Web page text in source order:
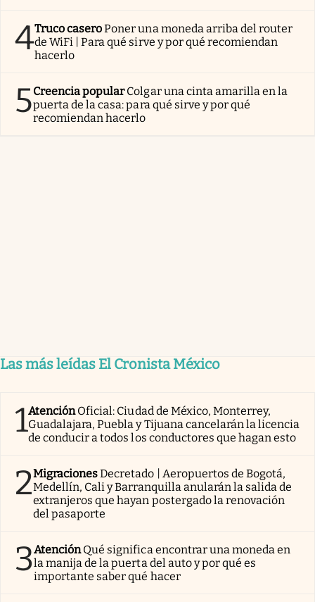
4Truco caseroPoner una moneda arriba del router
de WiFi | Para qué sirve y por qué recomiendan
hacerlo
5Creencia popularColgar una cinta amarilla en la
puerta de la casa: para qué sirve y por qué
recomiendan hacerlo
Las más leídas El Cronista México
1AtenciónOficial: Ciudad de México, Monterrey,
Guadalajara, Puebla y Tijuana cancelarán la licencia
de conducir a todos los conductores que hagan esto
2MigracionesDecretado | Aeropuertos de Bogotá,
Medellín, Cali y Barranquilla anularán la salida de
extranjeros que hayan postergado la renovación
del pasaporte
3AtenciónQué significa encontrar una moneda en
la manija de la puerta del auto y por qué es
importante saber qué hacer